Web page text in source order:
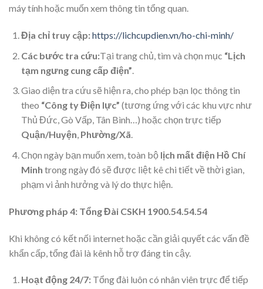
máy tính hoặc muốn xem thông tin tổng quan.
Địa chỉ truy cập:https://lichcupdien.vn/ho-chi-minh/
Các bước tra cứu:Tại trang chủ, tìm và chọn mục “Lịch
tạm ngưng cung cấp điện”.
Giao diện tra cứu sẽ hiện ra, cho phép bạn lọc thông tin
theo “Công ty Điện lực” (tương ứng với các khu vực như
Thủ Đức, Gò Vấp, Tân Bình…) hoặc chọn trực tiếp
Quận/Huyện, Phường/Xã.
Chọn ngày bạn muốn xem, toàn bộ lịch mất điện Hồ Chí
Minh trong ngày đó sẽ được liệt kê chi tiết về thời gian,
phạm vi ảnh hưởng và lý do thực hiện.
Phương pháp 4: Tổng Đài CSKH 1900.54.54.54
Khi không có kết nối internet hoặc cần giải quyết các vấn đề
khẩn cấp, tổng đài là kênh hỗ trợ đáng tin cậy.
Hoạt động 24/7:Tổng đài luôn có nhân viên trực để tiếp